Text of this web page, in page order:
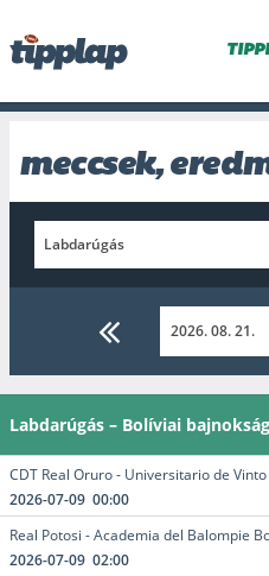
meccsek,
Labdarúgás – Bolíviai bajnokság
CDT Real Oruro - Universitario de Vinto
2026-07-09 00:00
Real Potosi - Academia del Balompie
2026-07-09 02:00